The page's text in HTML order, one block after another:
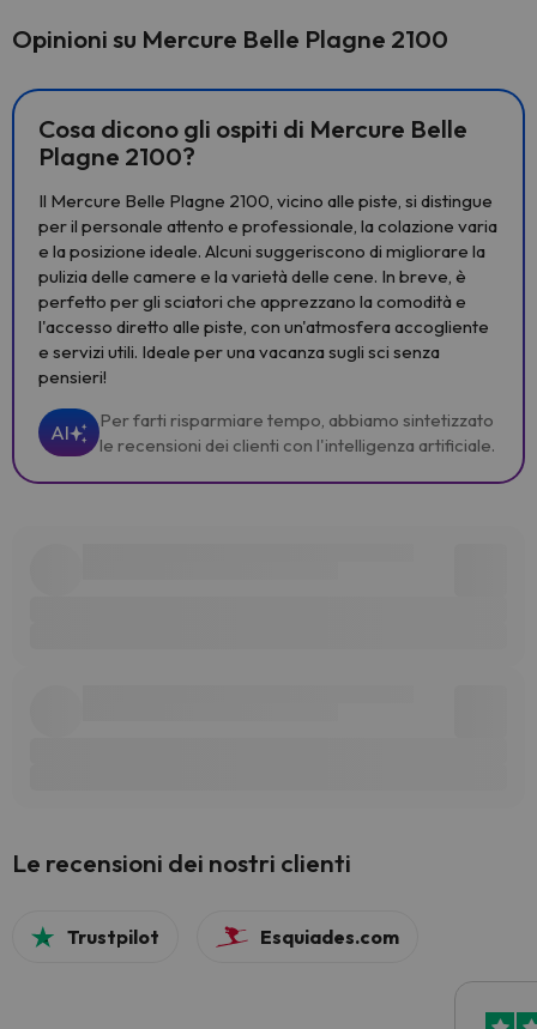
Opinioni su Mercure Belle Plagne 2100
Cosa dicono gli ospiti di Mercure Belle
Plagne 2100?
Il Mercure Belle Plagne 2100, vicino alle piste, si distingue
per il personale attento e professionale, la colazione varia
e la posizione ideale. Alcuni suggeriscono di migliorare la
pulizia delle camere e la varietà delle cene. In breve, è
perfetto per gli sciatori che apprezzano la comodità e
l'accesso diretto alle piste, con un'atmosfera accogliente
e servizi utili. Ideale per una vacanza sugli sci senza
pensieri!
AI
Per farti risparmiare tempo, abbiamo sintetizzato
le recensioni dei clienti con l'intelligenza artificiale.
Le recensioni dei nostri clienti
Trustpilot Esquiades.com